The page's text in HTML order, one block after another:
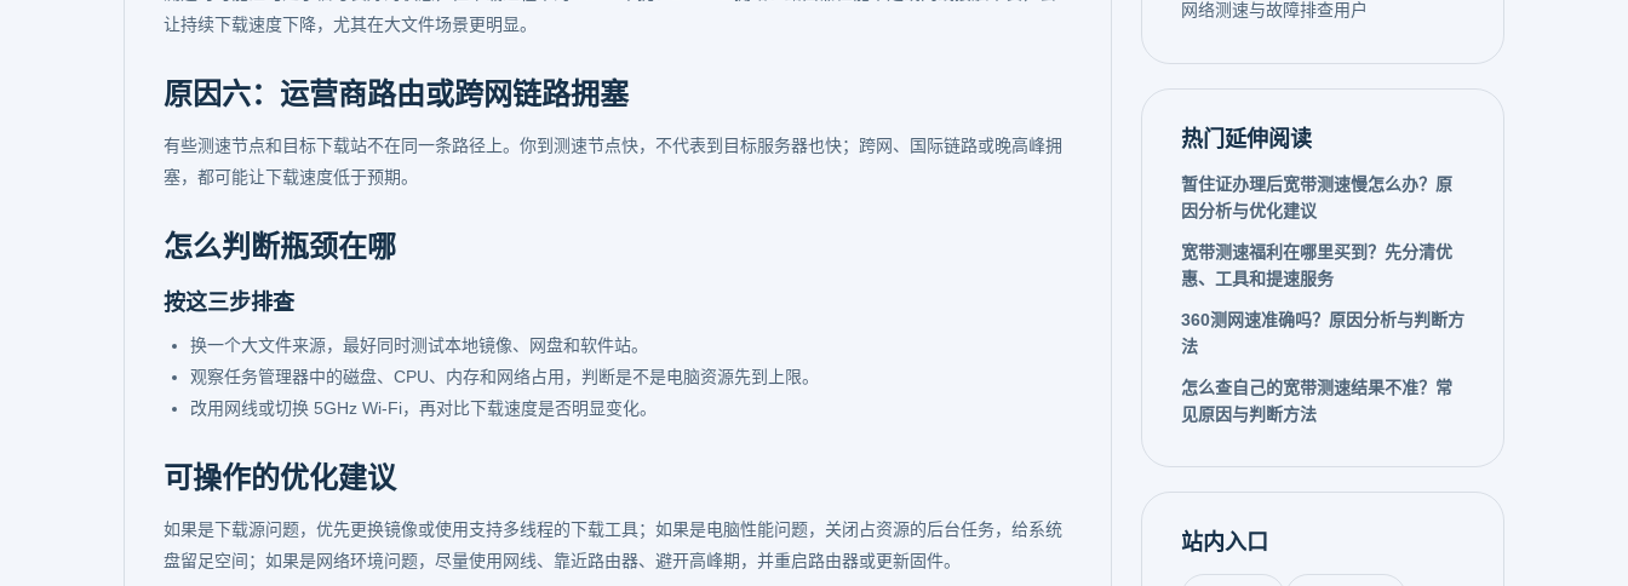
让持续下载速度下降，尤其在大文件场景更明显。
原因六：运营商路由或跨网链路拥塞
有些测速节点和目标下载站不在同一条路径上。你到测速节点快，不代表到目标服务器也快；跨网、国际链路或晚高峰拥
塞，都可能让下载速度低于预期。
怎么判断瓶颈在哪
按这三步排查
换一个大文件来源，最好同时测试本地镜像、网盘和软件站。
观察任务管理器中的磁盘、CPU、内存和网络占用，判断是不是电脑资源先到上限。
改用网线或切换 5GHz Wi-Fi，再对比下载速度是否明显变化。
可操作的优化建议
如果是下载源问题，优先更换镜像或使用支持多线程的下载工具；如果是电脑性能问题，关闭占资源的后台任务，给系统
盘留足空间；如果是网络环境问题，尽量使用网线、靠近路由器、避开高峰期，并重启路由器或更新固件。
网络测速与故障排查用户
热门延伸阅读
暂住证办理后宽带测速慢怎么办？原
因分析与优化建议
宽带测速福利在哪里买到？先分清优
惠、工具和提速服务
360测网速准确吗？原因分析与判断方
法
怎么查自己的宽带测速结果不准？常
见原因与判断方法
站内入口